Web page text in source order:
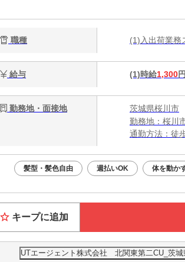
職種 (1)入出荷業
給与 (1)時給1,300
勤務地・面接地
茨城県桜川市
勤務地：桜川
通勤方法：徒
髪型・髪色自由 週払いOK 体を動か
キープに追加
UTエージェント株式会社 北関東第二CU_茨